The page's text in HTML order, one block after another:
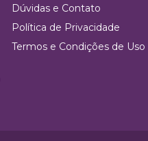
Dúvidas e Contato
Política de Privacidade
Termos e Condições de Uso